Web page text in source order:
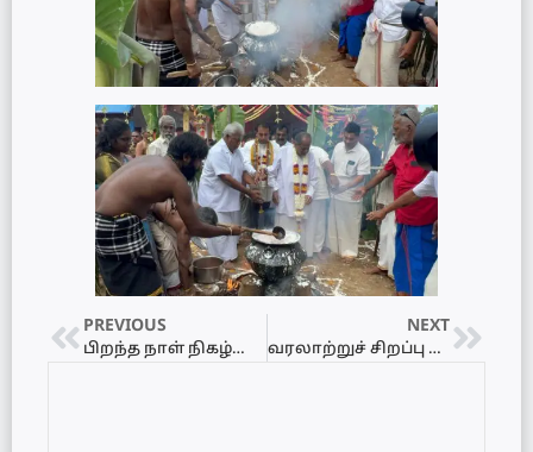
PREVIOUS
பிறந்த நாள் நிகழ்வில் பறிபோன மாணவிகள் உட்பட மூவரின் உயிர்..!
NEXT
வரலாற்றுச் சிறப்பு மிக்க நயினை நாகபூசணி அம்மன் ஆலயத்தில் இடம்பெற்ற பொங்கல் உற்சவம்